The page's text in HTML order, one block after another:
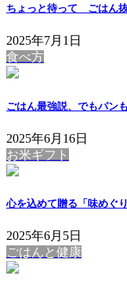
ちょっと待って ごはん
2025年7月1日
食べ方
ごはん最強説、でもパン
2025年6月16日
お米ギフト
心を込めて贈る「味めぐ
2025年6月5日
ごはんと健康